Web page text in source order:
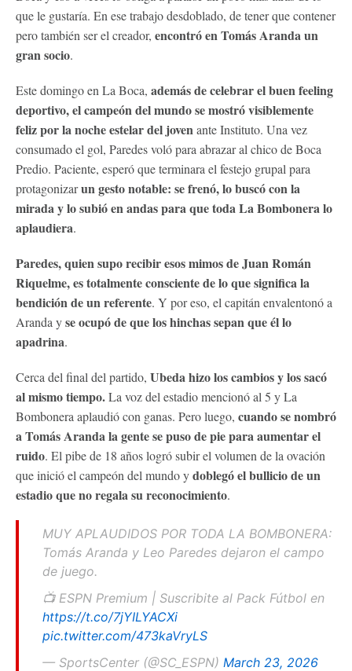
que le gustaría. En ese trabajo desdoblado, de tener que contener
pero también ser el creador, encontró en Tomás Aranda un
gran socio.
Este domingo en La Boca, además de celebrar el buen feeling
deportivo, el campeón del mundo se mostró visiblemente
feliz por la noche estelar del jovenante Instituto. Una vez
consumado el gol, Paredes voló para abrazar al chico de Boca
Predio. Paciente, esperó que terminara el festejo grupal para
protagonizarun gesto notable: se frenó, lo buscó con la
mirada y lo subió en andas para que toda La Bombonera lo
aplaudiera.
Paredes, quien supo recibir esos mimos de Juan Román
Riquelme, es totalmente consciente de lo que significa la
bendición de un referente. Y por eso, el capitán envalentonó a
Aranda yse ocupó de que los hinchas sepan que él lo
apadrina.
Cerca del final del partido, Ubeda hizo los cambios y los sacó
al mismo tiempo.La voz del estadio mencionó al 5 y La
Bombonera aplaudió con ganas. Pero luego, cuando se nombró
a Tomás Aranda la gente se puso de pie para aumentar el
ruido. El pibe de 18 años logró subir el volumen de la ovación
que inició el campeón del mundo ydoblegó el bullicio de un
estadio que no regala su reconocimiento.
MUY APLAUDIDOS POR TODA LA BOMBONERA:
Tomás Aranda y Leo Paredes dejaron el campo
de juego.
📺 ESPN Premium | Suscribite al Pack Fútbol en
https://t.co/7jYILYACXi
pic.twitter.com/473kaVryLS
— SportsCenter (@SC_ESPN) March 23, 2026